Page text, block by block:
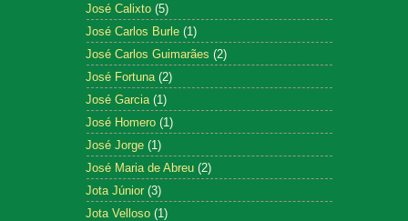
José Calixto (5)
José Carlos Burle (1)
José Carlos Guimarães (2)
José Fortuna (2)
José Garcia (1)
José Homero (1)
José Jorge (1)
José Maria de Abreu (2)
Jota Júnior (3)
Jota Velloso (1)